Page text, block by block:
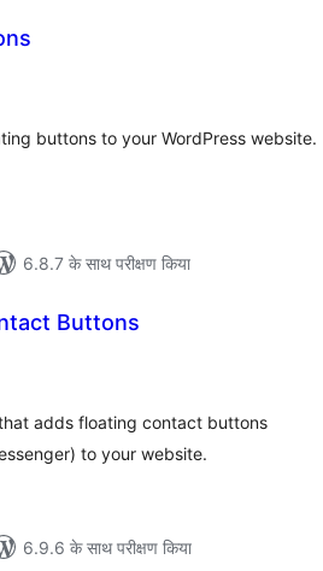
buttons to your WordPress website.
6.8.7 के साथ परीक्षण किया
Buttons
adds floating contact buttons
to your website.
6.9.6 के साथ परीक्षण किया